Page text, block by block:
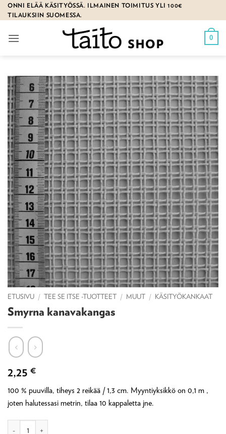
Skip
to
ONNI ELÄÄ KÄSITYÖSSÄ. ILMAINEN TOIMITUS YLI 100€
TILAUKSIIN SUOMESSA.
0
ETUSIVU / TEE SE ITSE -TUOTTEET / MUUT / KÄSITYÖKANKAAT
Smyrna kanavakangas
2,25 €
100 % puuvilla, tiheys 2 reikää / 1,3 cm. Myyntiyksikkö on 0,1 m ,
joten halutessasi metrin, tilaa 10 kappaletta jne.